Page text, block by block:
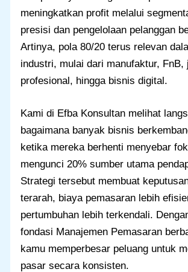
meningkatkan profit melalui
presisi dan pengelolaan pelanggan
Artinya, pola 80/20 terus relevan
industri, mulai dari manufaktur, FnB,
profesional, hingga bisnis digital.
Kami di Efba Konsultan melihat
bagaimana banyak bisnis
ketika mereka berhenti menyebar
mengunci 20% sumber utama
Strategi tersebut membuat
terarah, biaya pemasaran lebih
pertumbuhan lebih terkendali.
fondasi Manajemen Pemasaran
kamu memperbesar peluang untuk
pasar secara konsisten.